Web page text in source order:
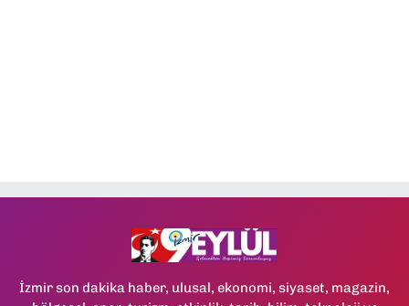
İzmir son dakika haber, ulusal, ekonomi, siyaset, magazin,